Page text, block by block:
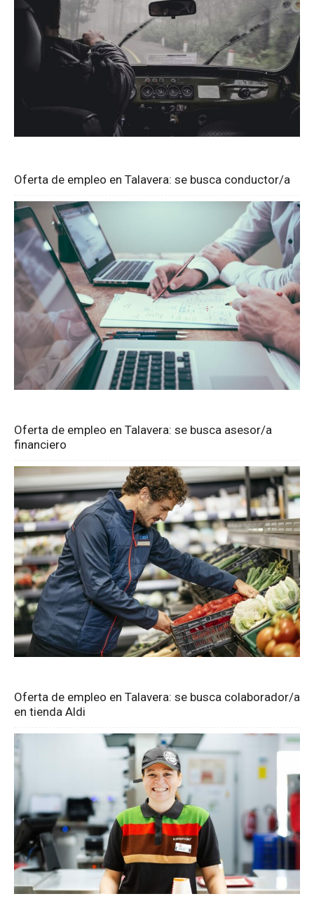
Oferta de empleo en Talavera: se busca conductor/a
Oferta de empleo en Talavera: se busca asesor/a
financiero
Oferta de empleo en Talavera: se busca colaborador/a
en tienda Aldi